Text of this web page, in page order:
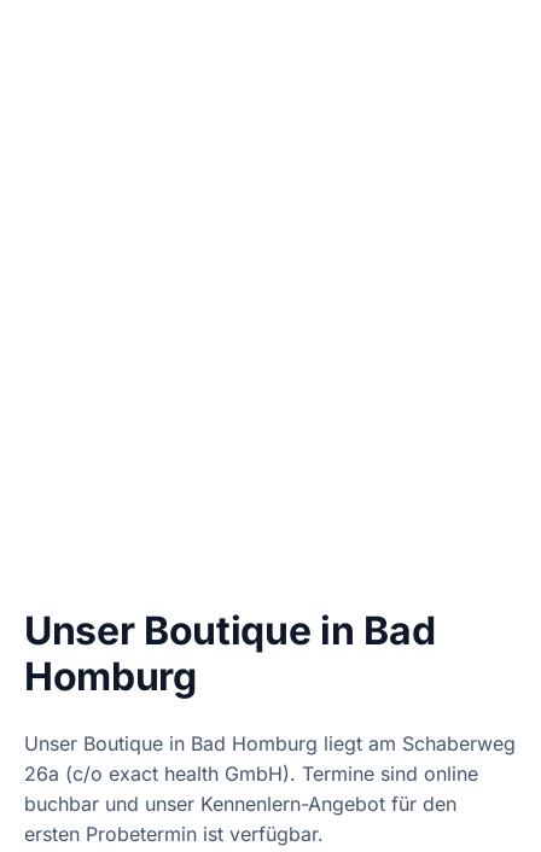
Unser Boutique in Bad
Homburg
Unser Boutique in Bad Homburg liegt am Schaberweg
26a (c/o exact health GmbH). Termine sind online
buchbar und unser Kennenlern-Angebot für den
ersten Probetermin ist verfügbar.